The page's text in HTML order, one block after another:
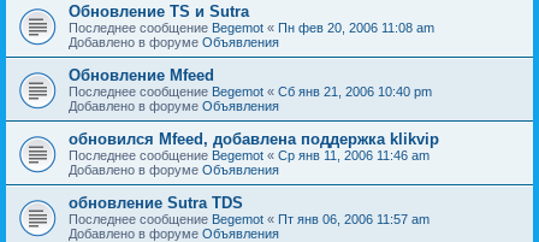
Обновление TS и Sutra
Последнее сообщение Begemot « Пн фев 20, 2006 11:08 am
Добавлено в форуме Объявления
Обновление Mfeed
Последнее сообщение Begemot « Сб янв 21, 2006 10:40 pm
Добавлено в форуме Объявления
обновился Mfeed, добавлена поддержка klikvip
Последнее сообщение Begemot « Ср янв 11, 2006 11:46 am
Добавлено в форуме Объявления
обновление Sutra TDS
Последнее сообщение Begemot « Пт янв 06, 2006 11:57 am
Добавлено в форуме Объявления